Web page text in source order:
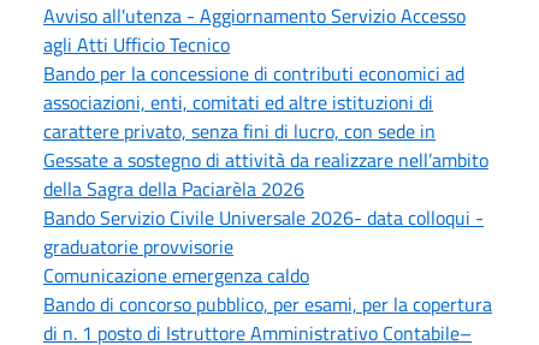
Avviso all'utenza - Aggiornamento Servizio Accesso
agli Atti Ufficio Tecnico
Bando per la concessione di contributi economici ad
associazioni, enti, comitati ed altre istituzioni di
carattere privato, senza fini di lucro, con sede in
Gessate a sostegno di attività da realizzare nell’ambito
della Sagra della Paciarèla 2026
Bando Servizio Civile Universale 2026- data colloqui -
graduatorie provvisorie
Comunicazione emergenza caldo
Bando di concorso pubblico, per esami, per la copertura
di n. 1 posto di Istruttore Amministrativo Contabile–